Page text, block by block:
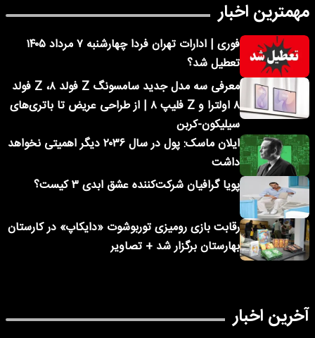
مهمترین اخبار
فوری | ادارات تهران فردا چهارشنبه ۷ مرداد ۱۴۰۵
تعطیل شد؟
معرفی سه مدل جدید سامسونگ Z فولد ۸، Z فولد
۸ اولترا و Z فلیپ ۸ | از طراحی عریض تا باتری‌های
سیلیکون-کربن
ایلان ماسک: پول در سال ۲۰۳۶ دیگر اهمیتی نخواهد
داشت
پویا گرافیان شرکت‌کننده عشق ابدی ۳ کیست؟
رقابت بازی رومیزی توربوشوت «دایکاپ» در کارستان
بهارستان برگزار شد + تصاویر
آخرین اخبار